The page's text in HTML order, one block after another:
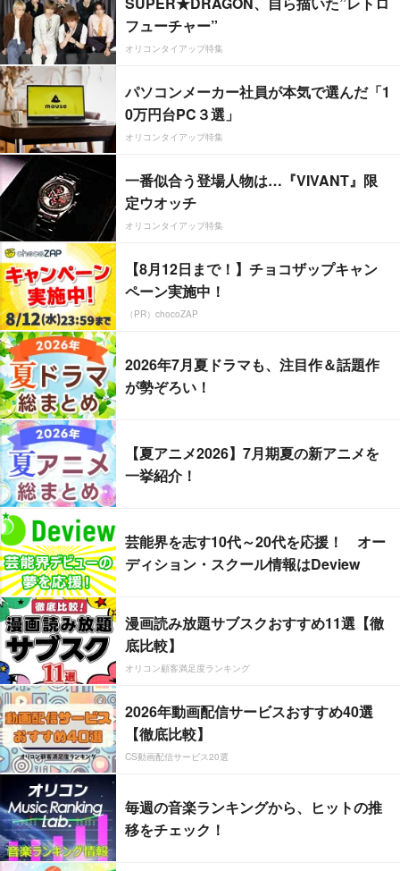
フューチャー”
オリコンタイアップ特集
パソコンメーカー社員が本気で選んだ「1
0万円台PC３選」
オリコンタイアップ特集
一番似合う登場人物は…『VIVANT』限
定ウオッチ
オリコンタイアップ特集
【8月12日まで！】チョコザップキャン
ペーン実施中！
（PR）chocoZAP
2026年7月夏ドラマも、注目作＆話題作
が勢ぞろい！
【夏アニメ2026】7月期夏の新アニメを
一挙紹介！
芸能界を志す10代～20代を応援！ オー
ディション・スクール情報はDeview
漫画読み放題サブスクおすすめ11選【徹
底比較】
オリコン顧客満足度ランキング
2026年動画配信サービスおすすめ40選
【徹底比較】
CS動画配信サービス20選
毎週の音楽ランキングから、ヒットの推
移をチェック！